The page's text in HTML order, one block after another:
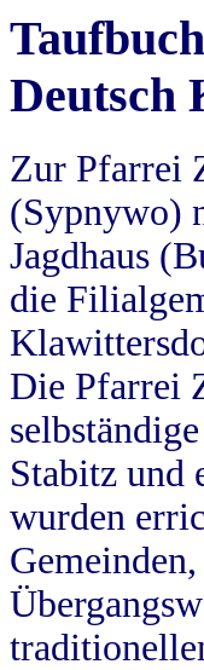
Deutsch
Zur Pfarrei
(Sypnywo)
Jagdhaus
die
Die Pfarrei
Stabitz und
wurden